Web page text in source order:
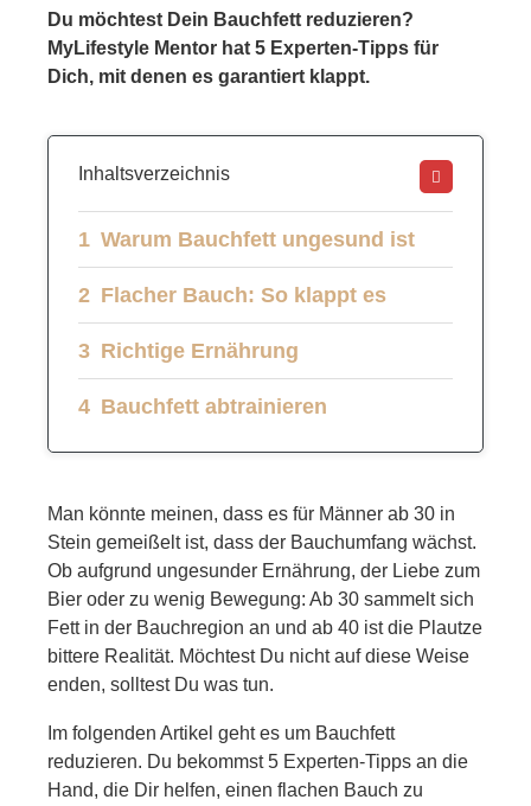
Du möchtest Dein Bauchfett reduzieren?
MyLifestyle Mentor hat 5 Experten-Tipps für
Dich, mit denen es garantiert klappt.
Inhaltsverzeichnis
Warum Bauchfett ungesund ist
Flacher Bauch: So klappt es
Richtige Ernährung
Bauchfett abtrainieren
Man könnte meinen, dass es für Männer ab 30 in
Stein gemeißelt ist, dass der Bauchumfang wächst.
Ob aufgrund ungesunder Ernährung, der Liebe zum
Bier oder zu wenig Bewegung: Ab 30 sammelt sich
Fett in der Bauchregion an und ab 40 ist die Plautze
bittere Realität. Möchtest Du nicht auf diese Weise
enden, solltest Du was tun.
Im folgenden Artikel geht es um Bauchfett
reduzieren. Du bekommst 5 Experten-Tipps an die
Hand, die Dir helfen, einen flachen Bauch zu